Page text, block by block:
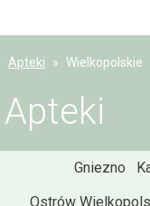
Apteki Wielkopolskie
Apteki
Gniezno
Ostrów